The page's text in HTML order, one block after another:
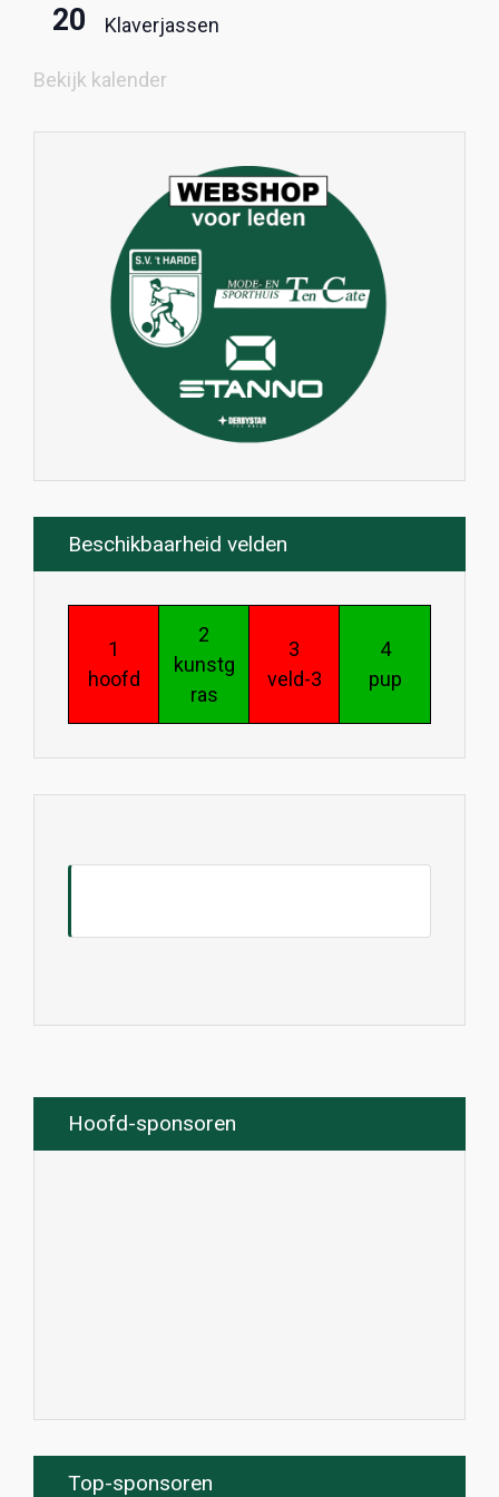
20 Klaverjassen
Bekijk kalender
Beschikbaarheid velden
1
hoofd
2
kunstg
ras
3
veld-3
4
pup
Hoofd-sponsoren
Top-sponsoren